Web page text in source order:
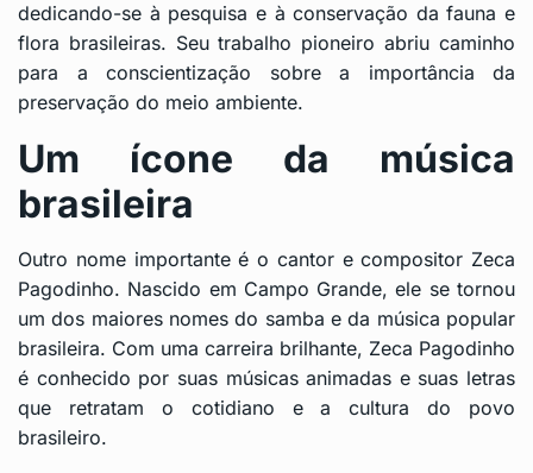
dedicando-se à pesquisa e à conservação da fauna e
flora brasileiras. Seu trabalho pioneiro abriu caminho
para a conscientização sobre a importância da
preservação do meio ambiente.
Um ícone da música
brasileira
Outro nome importante é o cantor e compositor Zeca
Pagodinho. Nascido em Campo Grande, ele se tornou
um dos maiores nomes do samba e da música popular
brasileira. Com uma carreira brilhante, Zeca Pagodinho
é conhecido por suas músicas animadas e suas letras
que retratam o cotidiano e a cultura do povo
brasileiro.